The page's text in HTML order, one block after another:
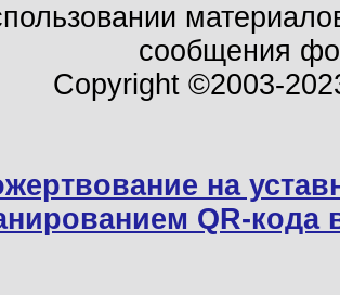
сообщения
Copyright ©2003-
на
QR-